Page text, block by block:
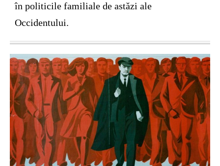
în politicile familiale de astăzi ale
Occidentului.